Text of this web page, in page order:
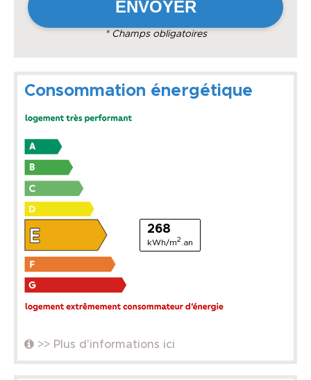
* Champs obligatoires
Consommation énergétique
268
kWh/m2 .an
>> Plus d'informations ici